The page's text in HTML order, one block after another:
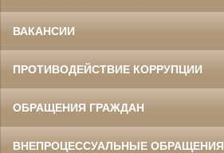
ВАКАНСИИ
ПРОТИВОДЕЙСТВИЕ КОРРУПЦИИ
ОБРАЩЕНИЯ ГРАЖДАН
ВНЕПРОЦЕССУАЛЬНЫЕ ОБРАЩЕНИЯ